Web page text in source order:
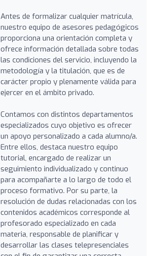
Antes de formalizar cualquier matrícula,
nuestro equipo de asesores pedagógicos
proporciona una orientación completa y
ofrece información detallada sobre todas
las condiciones del servicio, incluyendo la
metodología y la titulación, que es de
carácter propio y plenamente válida para
ejercer en el ámbito privado.
Contamos con distintos departamentos
especializados cuyo objetivo es ofrecer
un apoyo personalizado a cada alumno/a.
Entre ellos, destaca nuestro equipo
tutorial, encargado de realizar un
seguimiento individualizado y continuo
para acompañarte a lo largo de todo el
proceso formativo. Por su parte, la
resolución de dudas relacionadas con los
contenidos académicos corresponde al
profesorado especializado en cada
materia, responsable de planificar y
desarrollar las clases telepresenciales